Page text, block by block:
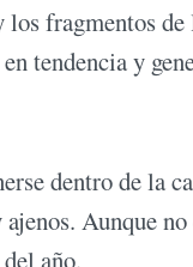
fragmentos de
tendencia y
dentro de la
Aunque
año.